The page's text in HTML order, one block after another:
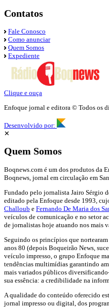
Contatos
Fale Conosco
Como anunciar
Quem Somos
Expediente
Clique e ouça
Enfoque jornal e editora © Todos os
Desenvolvido por:
✕
Quem Somos
Boqnews.com é um dos produtos da
Boqnews, jornal em circulação em
Fundado pelo jornalista Jairo Sérgio
editado pela Enfoque desde 1993,
Challoub e Fernando De Maria dos
veículos de comunicação e no setor
de jornalistas hoje atuando nos mais
Seguindo os princípios que
anos 80 (depois Boqueirão News,
veículo impresso, o grupo Enfoque
tendências multimídias garantindo
mais variados públicos
sua essência: a credibilidade na
A qualidade do conteúdo oferecido
jornal impresso ou digital, dos